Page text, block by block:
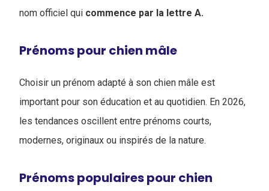
nom officiel qui commence par la lettre A.
Prénoms pour chien mâle
Choisir un prénom adapté à son chien mâle est
important pour son éducation et au quotidien. En 2026,
les tendances oscillent entre prénoms courts,
modernes, originaux ou inspirés de la nature.
Prénoms populaires pour chien